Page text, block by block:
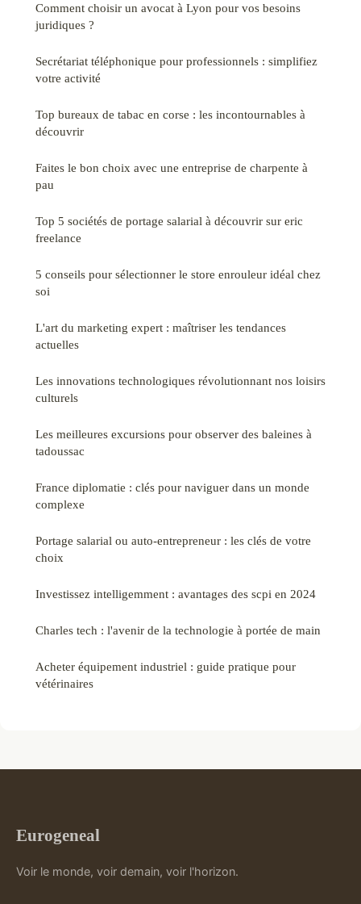
Comment choisir un avocat à Lyon pour vos besoins
juridiques ?
Secrétariat téléphonique pour professionnels : simplifiez
votre activité
Top bureaux de tabac en corse : les incontournables à
découvrir
Faites le bon choix avec une entreprise de charpente à
pau
Top 5 sociétés de portage salarial à découvrir sur eric
freelance
5 conseils pour sélectionner le store enrouleur idéal chez
soi
L'art du marketing expert : maîtriser les tendances
actuelles
Les innovations technologiques révolutionnant nos loisirs
culturels
Les meilleures excursions pour observer des baleines à
tadoussac
France diplomatie : clés pour naviguer dans un monde
complexe
Portage salarial ou auto-entrepreneur : les clés de votre
choix
Investissez intelligemment : avantages des scpi en 2024
Charles tech : l'avenir de la technologie à portée de main
Acheter équipement industriel : guide pratique pour
vétérinaires
Eurogeneal
Voir le monde, voir demain, voir l'horizon.